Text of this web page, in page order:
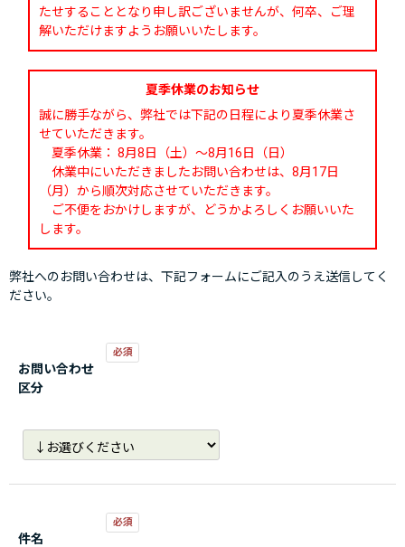
たせすることとなり申し訳ございませんが、何卒、ご理
解いただけますようお願いいたします。
夏季休業のお知らせ
誠に勝手ながら、弊社では下記の日程により夏季休業さ
せていただきます。
夏季休業： 8月8日（土）～8月16日（日）
休業中にいただきましたお問い合わせは、8月17日
（月）から順次対応させていただきます。
ご不便をおかけしますが、どうかよろしくお願いいた
します。
弊社へのお問い合わせは、下記フォームにご記入のうえ送信してく
ださい。
お問い合わせ
区分
件名